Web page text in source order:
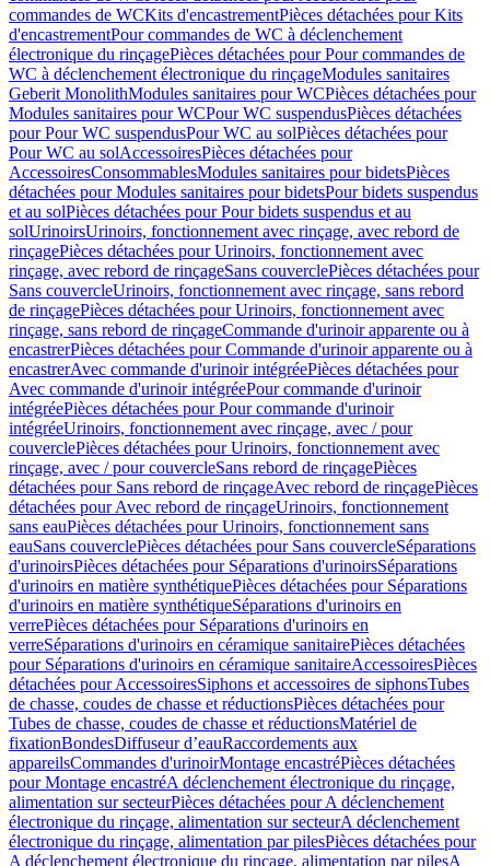
commandes de WCKits d'encastrementPièces détachées pour Kits
d'encastrementPour commandes de WC à déclenchement
électronique du rinçagePièces détachées pour Pour commandes de
WC à déclenchement électronique du rinçageModules sanitaires
Geberit MonolithModules sanitaires pour WCPièces détachées pour
Modules sanitaires pour WCPour WC suspendusPièces détachées
pour Pour WC suspendusPour WC au solPièces détachées pour
Pour WC au solAccessoiresPièces détachées pour
AccessoiresConsommablesModules sanitaires pour bidetsPièces
détachées pour Modules sanitaires pour bidetsPour bidets suspendus
et au solPièces détachées pour Pour bidets suspendus et au
solUrinoirsUrinoirs, fonctionnement avec rinçage, avec rebord de
rinçagePièces détachées pour Urinoirs, fonctionnement avec
rinçage, avec rebord de rinçageSans couverclePièces détachées pour
Sans couvercleUrinoirs, fonctionnement avec rinçage, sans rebord
de rinçagePièces détachées pour Urinoirs, fonctionnement avec
rinçage, sans rebord de rinçageCommande d'urinoir apparente ou à
encastrerPièces détachées pour Commande d'urinoir apparente ou à
encastrerAvec commande d'urinoir intégréePièces détachées pour
Avec commande d'urinoir intégréePour commande d'urinoir
intégréePièces détachées pour Pour commande d'urinoir
intégréeUrinoirs, fonctionnement avec rinçage, avec / pour
couverclePièces détachées pour Urinoirs, fonctionnement avec
rinçage, avec / pour couvercleSans rebord de rinçagePièces
détachées pour Sans rebord de rinçageAvec rebord de rinçagePièces
détachées pour Avec rebord de rinçageUrinoirs, fonctionnement
sans eauPièces détachées pour Urinoirs, fonctionnement sans
eauSans couverclePièces détachées pour Sans couvercleSéparations
d'urinoirsPièces détachées pour Séparations d'urinoirsSéparations
d'urinoirs en matière synthétiquePièces détachées pour Séparations
d'urinoirs en matière synthétiqueSéparations d'urinoirs en
verrePièces détachées pour Séparations d'urinoirs en
verreSéparations d'urinoirs en céramique sanitairePièces détachées
pour Séparations d'urinoirs en céramique sanitaireAccessoiresPièces
détachées pour AccessoiresSiphons et accessoires de siphonsTubes
de chasse, coudes de chasse et réductionsPièces détachées pour
Tubes de chasse, coudes de chasse et réductionsMatériel de
fixationBondesDiffuseur d’eauRaccordements aux
appareilsCommandes d'urinoirMontage encastréPièces détachées
pour Montage encastréA déclenchement électronique du rinçage,
alimentation sur secteurPièces détachées pour A déclenchement
électronique du rinçage, alimentation sur secteurA déclenchement
électronique du rinçage, alimentation par pilesPièces détachées pour
A déclenchement électronique du rinçage, alimentation par pilesA